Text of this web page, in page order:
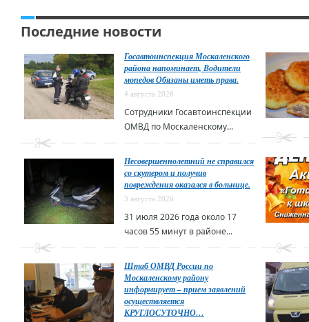
Последние новости
Госавтоинспекция Москаленского
района напоминает, Водители
мопедов Обязаны иметь права.
4 августа 2026
Сотрудники Госавтоинспекции
ОМВД по Москаленскому...
Несовершеннолетний не справился
со скутером и получив
повреждения оказался в больнице.
3 августа 2026
31 июля 2026 года около 17
часов 55 минут в районе...
Штаб ОМВД России по
Москаленскому району
информирует – прием заявлений
осуществляется
КРУГЛОСУТОЧНО…